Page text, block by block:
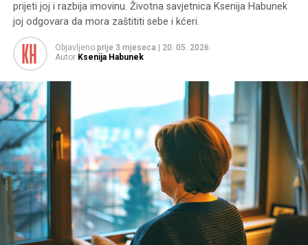
prijeti joj i razbija imovinu. Životna savjetnica Ksenija Habunek
joj odgovara da mora zaštititi sebe i kćeri.
Objavljeno prije 3 mjeseca
20. 05. 2026.
Autor Ksenija Habunek